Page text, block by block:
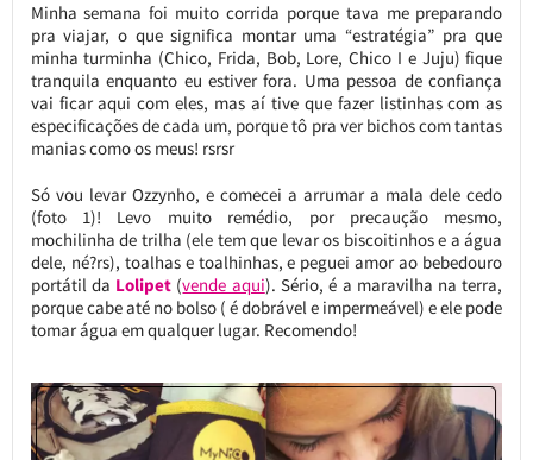
Minha semana foi muito corrida porque tava me preparando
pra viajar, o que significa montar uma “estratégia” pra que
minha turminha (Chico, Frida, Bob, Lore, Chico I e Juju) fique
tranquila enquanto eu estiver fora. Uma pessoa de confiança
vai ficar aqui com eles, mas aí tive que fazer listinhas com as
especificações de cada um, porque tô pra ver bichos com tantas
manias como os meus! rsrsr
Só vou levar Ozzynho, e comecei a arrumar a mala dele cedo
(foto 1)! Levo muito remédio, por precaução mesmo,
mochilinha de trilha (ele tem que levar os biscoitinhos e a água
dele, né?rs), toalhas e toalhinhas, e peguei amor ao bebedouro
portátil da Lolipet (vende aqui). Sério, é a maravilha na terra,
porque cabe até no bolso ( é dobrável e impermeável) e ele pode
tomar água em qualquer lugar. Recomendo!